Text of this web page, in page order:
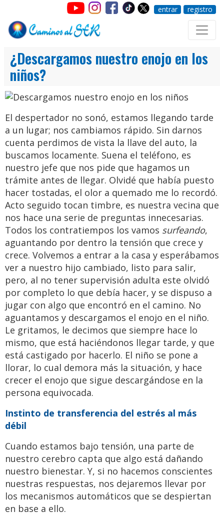
entrar registro
¿Descargamos nuestro enojo en los
niños?
El despertador no sonó, estamos llegando tarde
a un lugar; nos cambiamos rápido. Sin darnos
cuenta perdimos de vista la llave del auto, la
buscamos locamente. Suena el teléfono, es
nuestro jefe que nos pide que hagamos un
trámite antes de llegar. Olvidé que había puesto
hacer tostadas, el olor a quemado me lo recordó.
Acto seguido tocan timbre, es nuestra vecina que
nos hace una serie de preguntas innecesarias.
Todos los contratiempos los vamos surfeando,
aguantando por dentro la tensión que crece y
crece. Volvemos a entrar a la casa y esperábamos
ver a nuestro hijo cambiado, listo para salir,
pero, al no tener supervisión adulta este olvidó
por completo lo que debía hacer, y se dispuso a
jugar con algo que encontró en el camino. No
aguantamos y descargamos el enojo en el niño.
Le gritamos, le decimos que siempre hace lo
mismo, que está haciéndonos llegar tarde, y que
está castigado por hacerlo. El niño se pone a
llorar, lo cual demora más la situación, y hace
crecer el enojo que sigue descargándose en la
persona equivocada.
Instinto de transferencia del estrés al más
débil
Cuando estamos bajo tensión, una parte de
nuestro cerebro capta que algo está dañando
nuestro bienestar. Y, si no hacemos conscientes
nuestras respuestas, nos dejaremos llevar por
los mecanismos automáticos que se despiertan
en base a ello.